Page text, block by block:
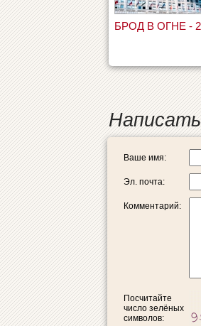
БРОД В ОГНЕ - 2
Ваше имя:
Эл. почта:
Комментарий:
Посчитайте
число зелёных
символов: